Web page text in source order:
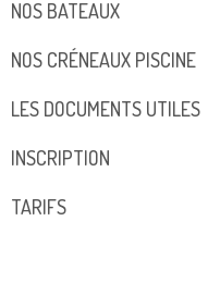
NOS BATEAUX
NOS CRÉNEAUX PISCINE
LES DOCUMENTS UTILES
INSCRIPTION
TARIFS